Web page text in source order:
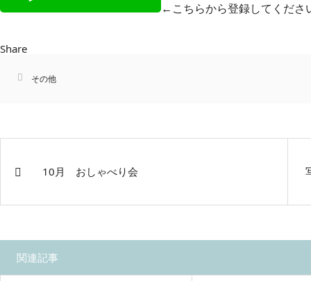
←こちらから登録してくださ
Share
その他
10月 おしゃべり会
関連記事